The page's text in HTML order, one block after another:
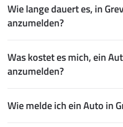
Wie lange dauert es, in
anzumelden?
Was kostet es mich, ein
anzumelden?
Wie melde ich ein Auto in